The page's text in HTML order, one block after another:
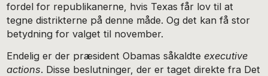
fordel for republikanerne, hvis Texas får lov til at
tegne distrikterne på denne måde. Og det kan få stor
betydning for valget til november.
Endelig er der præsident Obamas såkaldteexecutive
actions. Disse beslutninger, der er taget direkte fra Det